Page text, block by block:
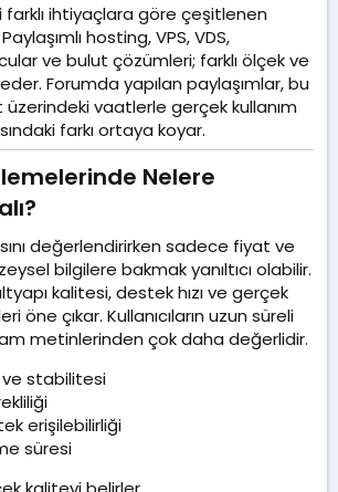
ihtiyaçlara göre çeşitlenen
hosting, VPS, VDS,
ve bulut çözümleri; farklı ölçek ve
Forumda yapılan paylaşımlar, bu
üzerindeki vaatlerle gerçek kullanım
farkı ortaya koyar.
Nelere
değerlendirirken sadece fiyat ve
bilgilere bakmak yanıltıcı olabilir.
kalitesi, destek hızı ve gerçek
öne çıkar. Kullanıcıların uzun süreli
metinlerinden çok daha değerlidir.
ve stabilitesi
erişilebilirliği
süresi